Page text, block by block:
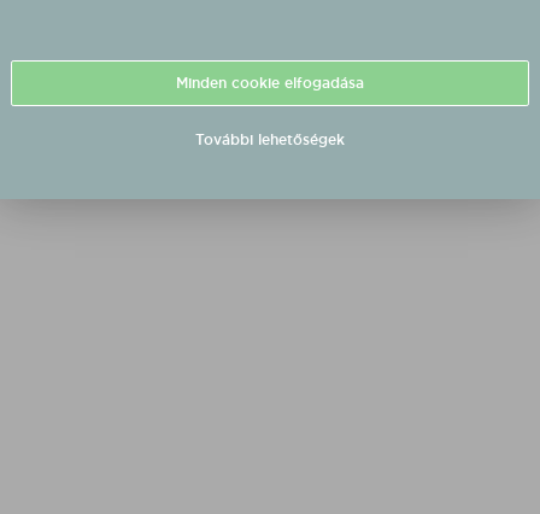
Minden cookie elfogadása
További lehetőségek